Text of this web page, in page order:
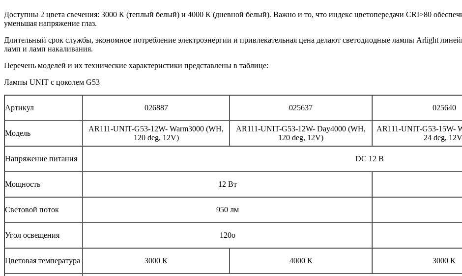
Доступны 2 цвета свечения: 3000 К (теплый белый) и 4000 К (дневной белый). Важно и то, что индекс цветопередачи CRI>80
уменьшая напряжение глаз.
Длительный срок службы, экономное потребление электроэнергии и привлекательная цена делают светодиодные лампы Arlight
ламп и ламп накаливания.
Перечень моделей и их технические характеристики представлены в таблице:
Лампы UNIT с цоколем G53
Артикул 026887 025637 025640
Модель
AR111-UNIT-G53-12W- Warm3000 (WH,
120 deg, 12V)
AR111-UNIT-G53-12W- Day4000 (WH,
120 deg, 12V)
AR111-UNIT-G53-15W-
24 deg,
Напряжение питания DC 12 В
Мощность 12 Вт
Световой поток 950 лм
Угол освещения 120o
Цветовая температура 3000 К 4000 К 3000 К